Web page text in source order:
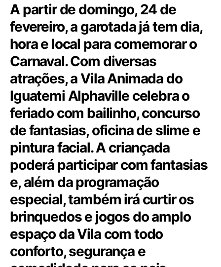
A partir de domingo, 24 de
fevereiro, a garotada já tem dia,
hora e local para comemorar o
Carnaval. Com diversas
atrações, aVila Animada do
Iguatemi Alphavillecelebra o
feriado com bailinho, concurso
de fantasias, oficina de slime e
pintura facial. A criançada
poderá participar com fantasias
e, além da programação
especial, também irá curtir os
brinquedos e jogos do amplo
espaço da Vila com todo
conforto, segurança e